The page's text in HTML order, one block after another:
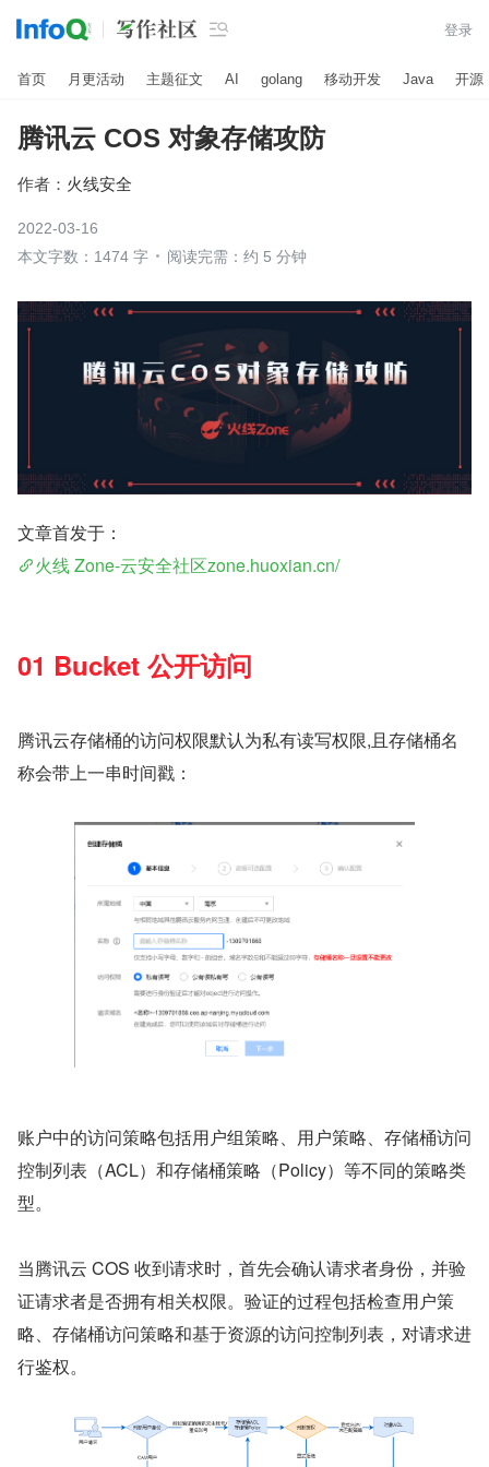
 登录
首页 月更活动 主题征文 AI golang 移动开发 Java 开源
腾讯云 COS 对象存储攻防
作者： 火线安全
2022-03-16
本文字数：1474 字
阅读完需：约 5 分钟
文章首发于：
火线 Zone-云安全社区​zone.huoxian.cn/
01 Bucket 公开访问
腾讯云存储桶的访问权限默认为私有读写权限,且存储桶名
称会带上一串时间戳：
账户中的访问策略包括用户组策略、用户策略、存储桶访问
控制列表（ACL）和存储桶策略（Policy）等不同的策略类
型。
当腾讯云 COS 收到请求时，首先会确认请求者身份，并验
证请求者是否拥有相关权限。验证的过程包括检查用户策
略、存储桶访问策略和基于资源的访问控制列表，对请求进
行鉴权。